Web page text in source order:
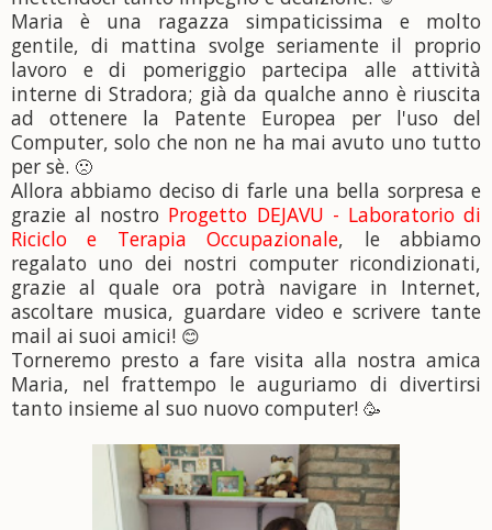
Maria è una ragazza simpaticissima e molto
gentile, di mattina svolge seriamente il proprio
lavoro e di pomeriggio partecipa alle attività
interne di Stradora; già da qualche anno è riuscita
ad ottenere la Patente Europea per l'uso del
Computer, solo che non ne ha mai avuto uno tutto
per sè. 🙁
Allora abbiamo deciso di farle una bella sorpresa e
grazie al nostro Progetto DEJAVU - Laboratorio di
Riciclo e Terapia Occupazionale, le abbiamo
regalato uno dei nostri computer ricondizionati,
grazie al quale ora potrà navigare in Internet,
ascoltare musica, guardare video e scrivere tante
mail ai suoi amici! 😊
Torneremo presto a fare visita alla nostra amica
Maria, nel frattempo le auguriamo di divertirsi
tanto insieme al suo nuovo computer! 🥳